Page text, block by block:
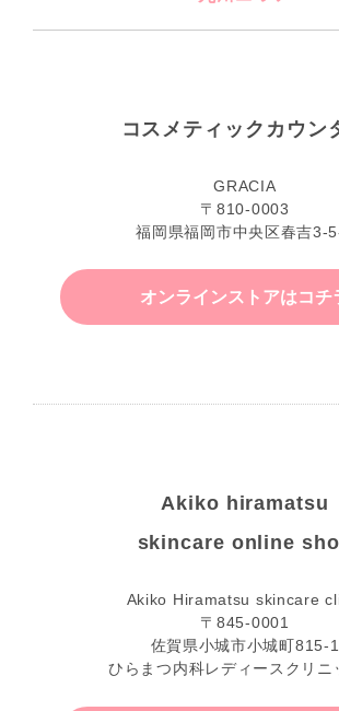
コスメティックカウン
GRACIA
〒810-0003
福岡県福岡市中央区春吉3-
オンラインストアはコチ
Akiko hiramatsu
skincare online
Akiko Hiramatsu skincare
〒845-0001
佐賀県小城市小城町815-1
ひらまつ内科レディースクリニ